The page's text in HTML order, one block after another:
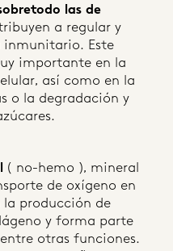
las de
a regular y
Este
importante en la
así como en la
o la degradación y
( no-hemo ), mineral
de oxígeno en
producción de
y forma parte
otras funciones.